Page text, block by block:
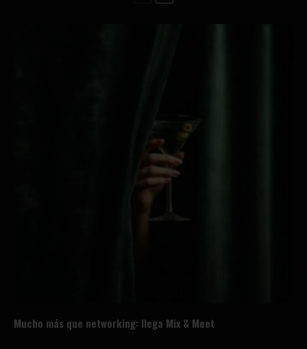
Mucho más que networking: llega Mix & Meet